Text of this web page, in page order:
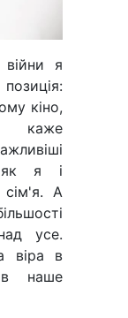
я
кіно,
каже
я і
сім'я. А
усе.
віра в
в наше